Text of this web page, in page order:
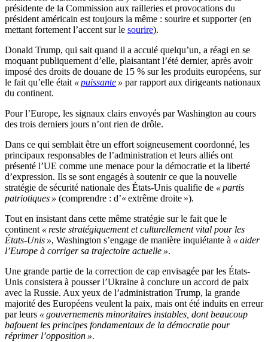
présidente de la Commission aux railleries et provocations du
président américain est toujours la même : sourire et supporter (en
mettant fortement l’accent sur le sourire).
Donald Trump, qui sait quand il a acculé quelqu’un, a réagi en se
moquant publiquement d’elle, plaisantant l’été dernier, après avoir
imposé des droits de douane de 15 % sur les produits européens, sur
le fait qu’elle était «puissante » par rapport aux dirigeants nationaux
du continent.
Pour l’Europe, les signaux clairs envoyés par Washington au cours
des trois derniers jours n’ont rien de drôle.
Dans ce qui semblait être un effort soigneusement coordonné, les
principaux responsables de l’administration et leurs alliés ont
présenté l’UE comme une menace pour la démocratie et la liberté
d’expression. Ils se sont engagés à soutenir ce que la nouvelle
stratégie de sécurité nationale des États-Unis qualifie de « partis
patriotiques » (comprendre : d’« extrême droite »).
Tout en insistant dans cette même stratégie sur le fait que le
continent « reste stratégiquement et culturellement vital pour les
États-Unis », Washington s’engage de manière inquiétante à « aider
l’Europe à corriger sa trajectoire actuelle ».
Une grande partie de la correction de cap envisagée par les États-
Unis consistera à pousser l’Ukraine à conclure un accord de paix
avec la Russie. Aux yeux de l’administration Trump, la grande
majorité des Européens veulent la paix, mais ont été induits en erreur
par leurs « gouvernements minoritaires instables, dont beaucoup
bafouent les principes fondamentaux de la démocratie pour
réprimer l’opposition ».